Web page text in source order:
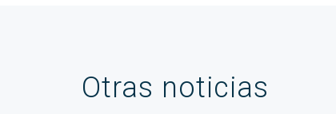
Otras noticias